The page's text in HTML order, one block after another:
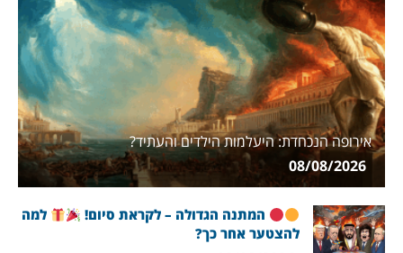
אירופה הנכחדת: היעלמות הילדים והעתיד?
המתנה הגדולה – לקראת סיום!
למה
להצטער אחר כך?